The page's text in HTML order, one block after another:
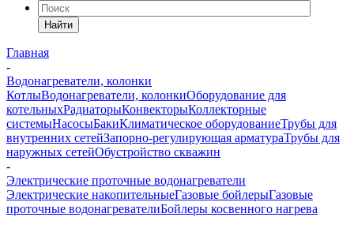
Найти
Главная
-
Водонагреватели, колонки
КотлыВодонагреватели, колонкиОборудование для
котельныхРадиаторыКонвекторыКоллекторные
системыНасосыБакиКлиматическое оборудованиеТрубы для
внутренних сетейЗапорно-регулирующая арматураТрубы для
наружных сетейОбустройство скважин
-
Электрические проточные водонагреватели
Электрические накопительныеГазовые бойлерыГазовые
проточные водонагревателиБойлеры косвенного нагрева